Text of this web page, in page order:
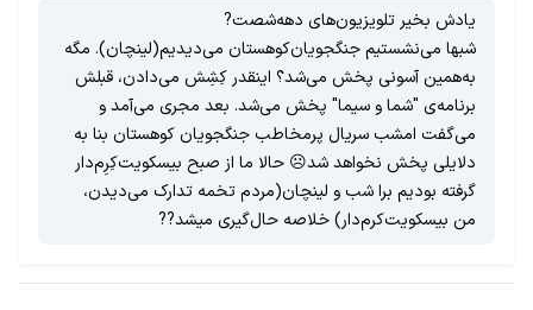
یادش بخیر تلویزیون‌های دهه‌شصت?
شبها می‌نشستیم جنگجویان‌کوهستان می‌دیدیم(لینچان). مگه
به‌همین آسونی پخش می‌شد؟ اینقدر کِشِش می‌دادن، قبلش
برنامه‌ی "شما و سیما" پخش می‌شد. بعد مجری می‌آمد و
می‌گفت امشب سریال پرمخاطب جنگجویان کوهستان بنا به
دلایلی پخش نخواهد شد☹ حالا ما از صبح بیسکویت‌کِرِم‌دار
گرفته بودیم برا شب و لینچان(مردم تخمه تدارک می‌دیدن،
من بیسکویت‌کرم‌دار) خلاصه‌ حال‌گیری میشد??